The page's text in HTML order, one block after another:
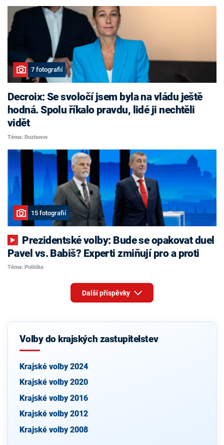
7 fotografií
Decroix: Se svoločí jsem byla na vládu ještě
hodná. Spolu říkalo pravdu, lidé ji nechtěli
vidět
Téma: Rozhovor
15 fotografií
Pavel vs. Babiš? Experti zmiňují pro a proti
Téma: Politika
Další příspěvky
Volby do krajských zastupitelstev
Krajské volby 2024
Krajské volby 2020
Krajské volby 2016
Krajské volby 2012
Krajské volby 2008